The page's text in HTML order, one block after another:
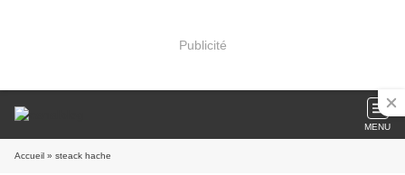
Publicité
MENU
Accueil » steack hache